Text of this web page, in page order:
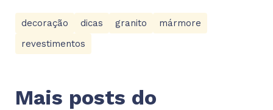
decoração dicas granito
mármore
revestimentos
Mais posts do